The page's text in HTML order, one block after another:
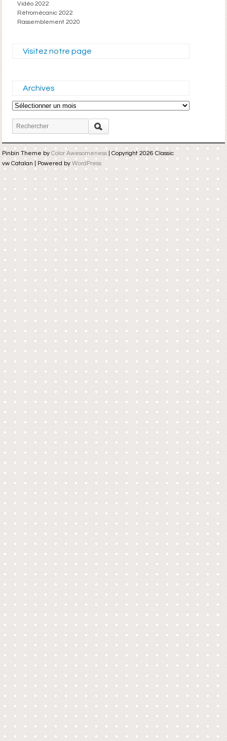
Vidéo 2022
Rétromécanic 2022
Rassemblement 2020
Visitez notre page
Archives
Archives
Pinbin Theme by Color Awesomeness | Copyright 2026 Classic
vw Catalan | Powered by WordPress